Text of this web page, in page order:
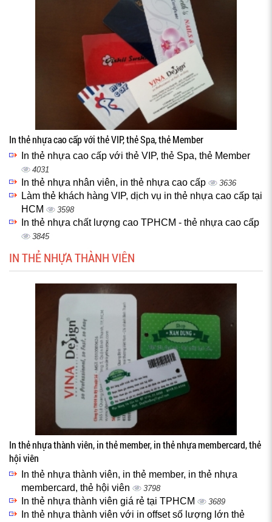
In thẻ nhựa cao cấp với thẻ VIP, thẻ Spa, thẻ Member
In thẻ nhựa cao cấp với thẻ VIP, thẻ Spa, thẻ Member
4031
In thẻ nhựa nhân viên, in thẻ nhựa cao cấp 3636
Làm thẻ khách hàng VIP, dịch vụ in thẻ nhựa cao cấp tại
HCM
3598
In thẻ nhựa chất lượng cao TPHCM - thẻ nhựa cao cấp
3845
IN THẺ NHỰA THÀNH VIÊN
In thẻ nhựa thành viên, in thẻ member, in thẻ nhựa membercard, thẻ
hội viên
In thẻ nhựa thành viên, in thẻ member, in thẻ nhựa
membercard, thẻ hội viên
3798
In thẻ nhựa thành viên giá rẻ tại TPHCM 3689
In thẻ nhựa thành viên với in offset số lượng lớn thẻ